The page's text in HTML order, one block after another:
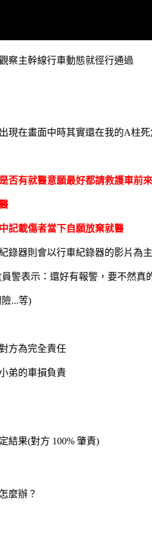
察主幹線行車動態就徑行通過
現在畫面中時其實還在我的A柱死
否有就醫意願最好都請救護車前來
記載傷者當下自願放棄就醫
錄器則會以行車紀錄器的影片為
警表示：還好有報警，要不然真
...等)
方為完全責任
弟的車損負責
結果(對方 100% 肇責)
麼辦？